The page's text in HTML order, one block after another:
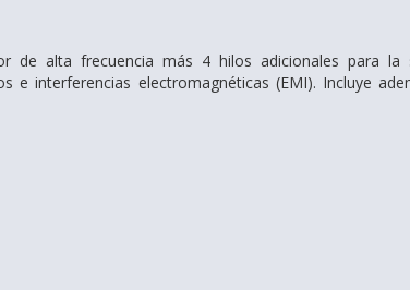
de alta frecuencia más 4 hilos adicionales para la
interferencias electromagnéticas (EMI). Incluye